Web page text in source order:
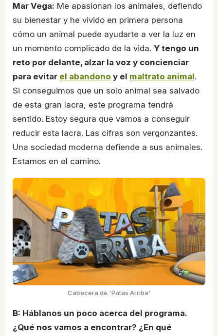
Mar Vega: Me apasionan los animales, defiendo
su bienestar y he vivido en primera persona
cómo un animal puede ayudarte a ver la luz en
un momento complicado de la vida. Y tengo un
reto por delante, alzar la voz y concienciar
para evitar el abandono y el maltrato animal.
Si conseguimos que un solo animal sea salvado
de esta gran lacra, este programa tendrá
sentido. Estoy segura que vamos a conseguir
reducir esta lacra. Las cifras son vergonzantes.
Una sociedad moderna defiende a sus animales.
Estamos en el camino.
Cabecera de 'Patas Arriba'
B: Háblanos un poco acerca del programa.
¿Qué nos vamos a encontrar? ¿En qué